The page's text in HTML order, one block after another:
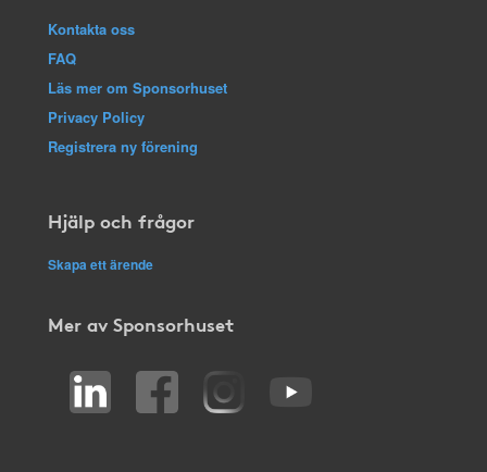
Kontakta oss
FAQ
Läs mer om Sponsorhuset
Privacy Policy
Registrera ny förening
Hjälp och frågor
Skapa ett ärende
Mer av Sponsorhuset